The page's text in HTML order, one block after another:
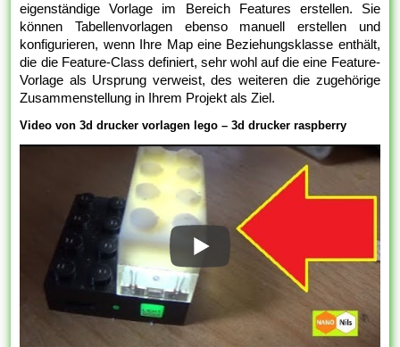
eigenständige Vorlage im Bereich Features erstellen. Sie
können Tabellenvorlagen ebenso manuell erstellen und
konfigurieren, wenn Ihre Map eine Beziehungsklasse enthält,
die die Feature-Class definiert, sehr wohl auf die eine Feature-
Vorlage als Ursprung verweist, des weiteren die zugehörige
Zusammenstellung in Ihrem Projekt als Ziel.
Video von 3d drucker vorlagen lego – 3d drucker raspberry